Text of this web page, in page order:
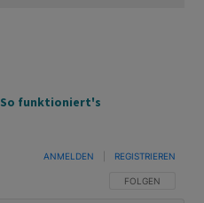
So funktioniert's
FOLGE DIESER
FOLGEN
ANMELDEN REGISTRIEREN